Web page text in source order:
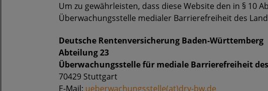
Um zu gewährleisten, dass diese Website den in § 10
Überwachungsstelle medialer Barrierefreiheit des
Deutsche Rentenversicherung Baden-Württemberg
Abteilung 23
Überwachungsstelle für mediale Barrierefreiheit
70429 Stuttgart
E-Mail: ueberwachungsstelle(at)drv-bw.de